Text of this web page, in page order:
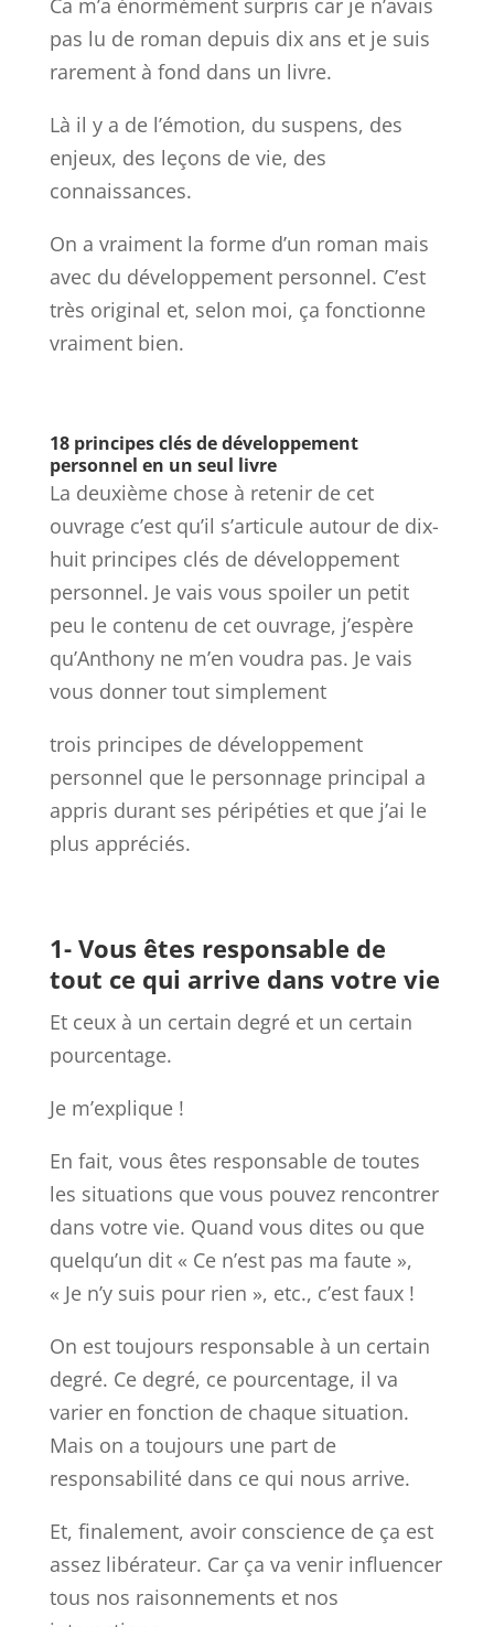
Ca m’a énormément surpris car je n’avais
pas lu de roman depuis dix ans et je suis
rarement à fond dans un livre.
Là il y a de l’émotion, du suspens, des
enjeux, des leçons de vie, des
connaissances.
On a vraiment la forme d’un roman mais
avec du développement personnel. C’est
très original et, selon moi, ça fonctionne
vraiment bien.
18 principes clés de développement
personnel en un seul livre
La deuxième chose à retenir de cet
ouvrage c’est qu’il s’articule autour de dix-
huit principes clés de développement
personnel. Je vais vous spoiler un petit
peu le contenu de cet ouvrage, j’espère
qu’Anthony ne m’en voudra pas. Je vais
vous donner tout simplement
trois principes de développement
personnel que le personnage principal a
appris durant ses péripéties et que j’ai le
plus appréciés.
1- Vous êtes responsable de
tout ce qui arrive dans votre vie
Et ceux à un certain degré et un certain
pourcentage.
Je m’explique !
En fait, vous êtes responsable de toutes
les situations que vous pouvez rencontrer
dans votre vie. Quand vous dites ou que
quelqu’un dit « Ce n’est pas ma faute »,
« Je n’y suis pour rien », etc., c’est faux !
On est toujours responsable à un certain
degré. Ce degré, ce pourcentage, il va
varier en fonction de chaque situation.
Mais on a toujours une part de
responsabilité dans ce qui nous arrive.
Et, finalement, avoir conscience de ça est
assez libérateur. Car ça va venir influencer
tous nos raisonnements et nos